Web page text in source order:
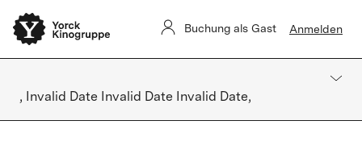
Buchung als Gast Anmelden
, Invalid Date Invalid Date Invalid Date,